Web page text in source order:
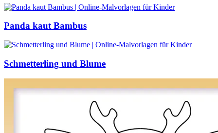
Panda kaut Bambus
Schmetterling und Blume